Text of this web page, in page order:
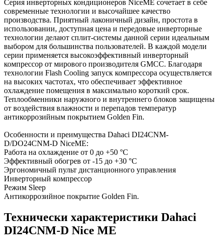
Серия инверторных кондиционеров NiceME сочетает в себе
современные технологии и высочайшее качество
производства. Приятный лаконичный дизайн, простота в
использовании, доступная цена и передовые инверторные
технологии делают сплит-системы данной серии идеальным
выбором для большинства пользователей. В каждой модели
серии применяется высокоэффективный инверторный
компрессор от мирового производителя GMCC. Благодаря
технологии Flash Cooling запуск компрессора осуществляется
на высоких частотах, что обеспечивает эффективное
охлаждение помещения в максимально короткий срок.
Теплообменники наружного и внутреннего блоков защищены
от воздействия влажности и перепадов температур
антикоррозийным покрытием Golden Fin.
Особенности и преимущества Dahaci DI24CNM-
D/DO24CNM-D NiceME:
Работа на охлаждение от 0 до +50 °C
Эффективный обогрев от -15 до +30 °C
Эргономичный пульт дистанционного управления
Инверторный компрессор
Режим Sleep
Антикоррозийное покрытие Golden Fin.
Технически характеристики Dahaci
DI24CNM-D Nice ME